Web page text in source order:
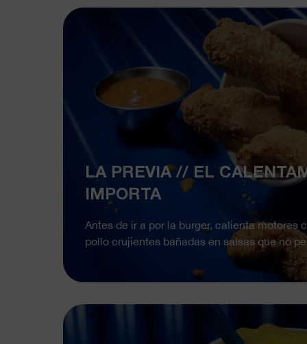
LA PREVIA // EL
IMPORTA
Antes de ir a por la burger, calienta motores
pollo crujientes bañadas en salsas que no